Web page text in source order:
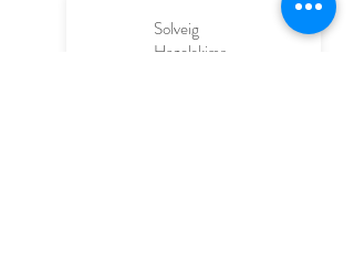
Solveig
Hagelskjær